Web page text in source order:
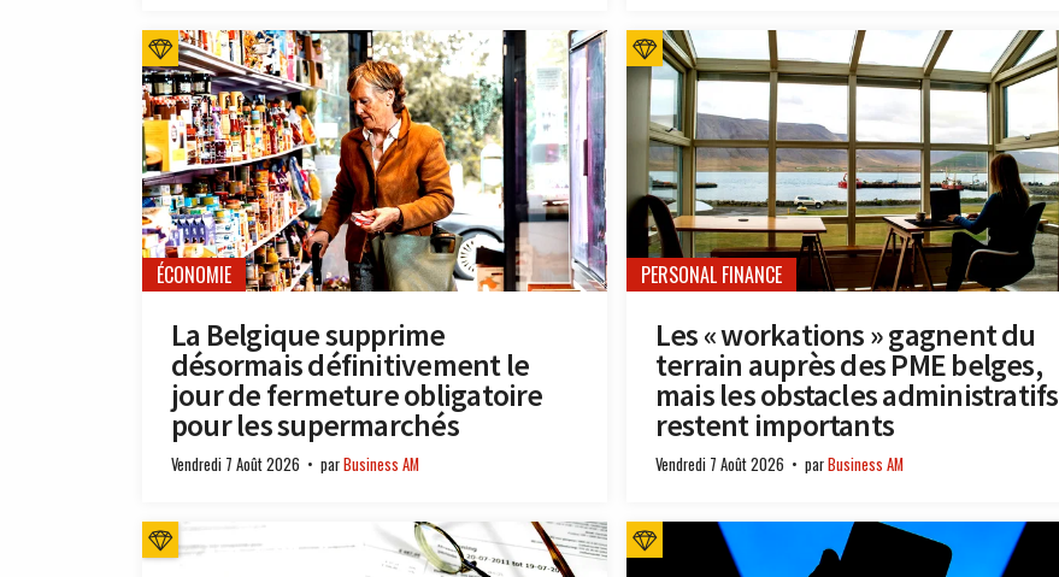
ÉCONOMIE
La Belgique supprime
désormais définitivement le
jour de fermeture obligatoire
pour les supermarchés
Vendredi 7 Août 2026 parBusiness AM
PERSONAL FINANCE
Les « workations » gagnent du
terrain auprès des PME belges,
mais les obstacles administratifs
restent importants
Vendredi 7 Août 2026 parBusiness AM